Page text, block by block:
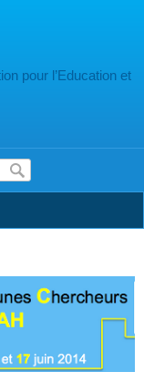
pour l’Education et